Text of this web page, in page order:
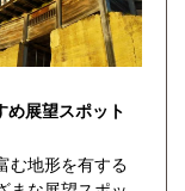
め展望スポット
む地形を有する